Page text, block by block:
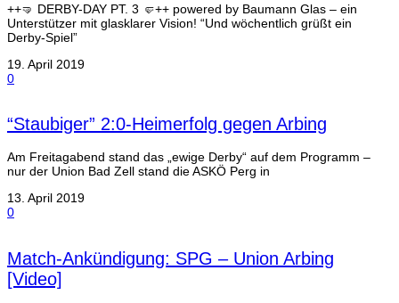
++🤜 DERBY-DAY PT. 3 🤛++ powered by Baumann Glas – ein
Unterstützer mit glasklarer Vision! “Und wöchentlich grüßt ein
Derby-Spiel”
19. April 2019
0
“Staubiger” 2:0-Heimerfolg gegen Arbing
Am Freitagabend stand das „ewige Derby“ auf dem Programm –
nur der Union Bad Zell stand die ASKÖ Perg in
13. April 2019
0
Match-Ankündigung: SPG – Union Arbing
[Video]